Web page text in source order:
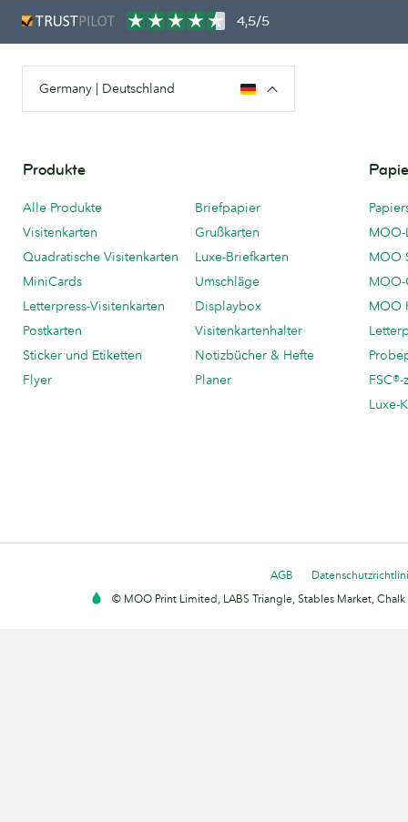
4,5/5
Germany | Deutschland
Produkte
Alle Produkte
Visitenkarten
Quadratische Visitenkarten
MiniCards
Letterpress-Visitenkarten
Postkarten
Sticker und Etiketten
Flyer
Briefpapier
Grußkarten
Luxe-Briefkarten
Umschläge
Displaybox
Visitenkartenhalter
Notizbücher & Hefte
Planer
MOO-
MOO
MOO
Luxe-
AGB
© MOO Print Limited, LABS Triangle, Stables Market,